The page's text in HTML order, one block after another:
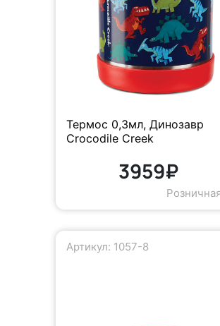
Термос 0,3мл, Динозавр
Crocodile Creek
3959₽
Артикул: 1057-8